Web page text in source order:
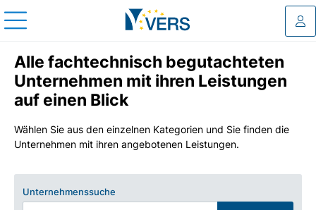
Alle fachtechnisch begutachteten
Unternehmen mit ihren Leistungen
auf einen Blick
Wählen Sie aus den einzelnen Kategorien und Sie finden die
Unternehmen mit ihren angebotenen Leistungen.
Unternehmenssuche